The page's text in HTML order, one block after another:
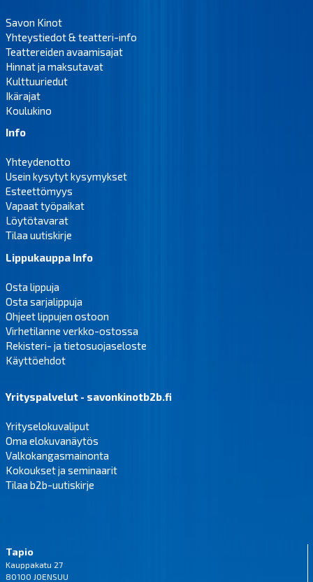
Savon Kinot
Yhteystiedot & teatteri-info
Teattereiden avaamisajat
Hinnat ja maksutavat
Kulttuuriedut
Ikärajat
Koulukino
Info
Yhteydenotto
Usein kysytyt kysymykset
Esteettömyys
Vapaat työpaikat
Löytötavarat
Tilaa uutiskirje
Lippukauppa Info
Osta lippuja
Osta sarjalippuja
Ohjeet lippujen ostoon
Virhetilanne verkko-ostossa
Rekisteri- ja tietosuojaseloste
Käyttöehdot
Yrityspalvelut - savonkinotb2b.fi
Yrityselokuvaliput
Oma elokuvanäytös
Valkokangasmainonta
Kokoukset ja seminaarit
Tilaa b2b-uutiskirje
Tapio
Kauppakatu 27
80100 JOENSUU